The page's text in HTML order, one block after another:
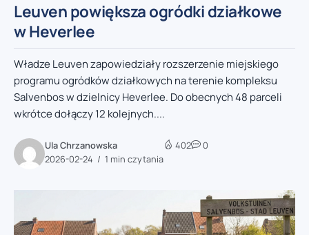
Leuven powiększa ogródki działkowe
w Heverlee
Władze Leuven zapowiedziały rozszerzenie miejskiego
programu ogródków działkowych na terenie kompleksu
Salvenbos w dzielnicy Heverlee. Do obecnych 48 parceli
wkrótce dołączy 12 kolejnych....
Ula Chrzanowska
2026-02-24
1 min czytania
402 0